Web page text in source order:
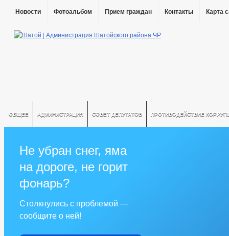
Новости Фотоальбом Прием граждан Контакты Карта
ОБЩЕЕ АДМИНИСТРАЦИЯ СОВЕТ ДЕПУТАТОВ ПРОТИВОДЕЙСТВИЕ
Не убран снег, яма
на дороге, не горит
фонарь?
Столкнулись с проблемой —
сообщите о ней!